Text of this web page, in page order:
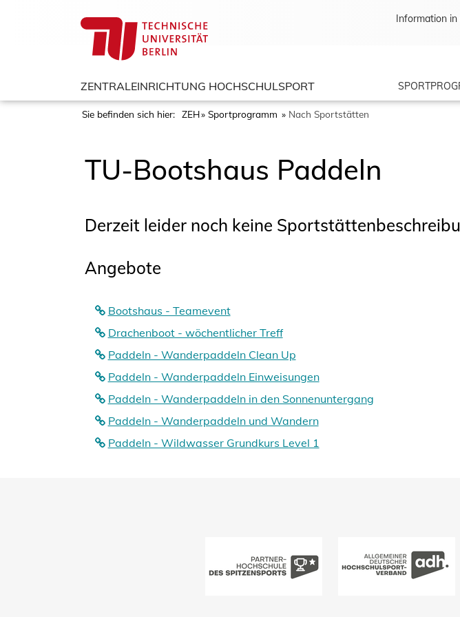
ZENTRALEINRICHTUNG HOCHSCHULSPORT
Information in
Sie befinden sich hier: ZEH Sportprogramm Nach Sportstätten
TU-Bootshaus Paddeln
Derzeit leider noch keine
Angebote
Bootshaus - Teamevent
Drachenboot - wöchentlicher Treff
Paddeln - Wanderpaddeln Clean Up
Paddeln - Wanderpaddeln Einweisungen
Paddeln - Wanderpaddeln in den Sonnenuntergang
Paddeln - Wanderpaddeln und Wandern
Paddeln - Wildwasser Grundkurs Level 1